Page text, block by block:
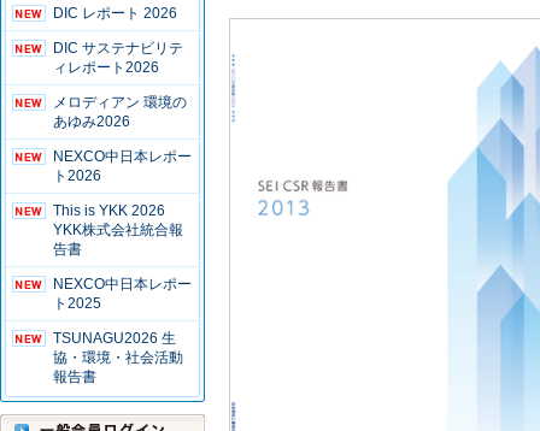
DIC レポート 2026
DIC サステナビリテ
ィレポート2026
メロディアン 環境の
あゆみ2026
NEXCO中日本レポー
ト2026
This is YKK 2026
YKK株式会社統合報
告書
NEXCO中日本レポー
ト2025
TSUNAGU2026 生
協・環境・社会活動
報告書